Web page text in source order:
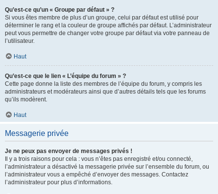
Qu’est-ce qu’un « Groupe par défaut » ?
Si vous êtes membre de plus d’un groupe, celui par défaut est utilisé pour
déterminer le rang et la couleur de groupe affichés par défaut. L’administrateur
peut vous permettre de changer votre groupe par défaut via votre panneau de
l’utilisateur.
Haut
Qu’est-ce que le lien « L’équipe du forum » ?
Cette page donne la liste des membres de l’équipe du forum, y compris les
administrateurs et modérateurs ainsi que d’autres détails tels que les forums
qu’ils modèrent.
Haut
Messagerie privée
Je ne peux pas envoyer de messages privés !
Il y a trois raisons pour cela : vous n’êtes pas enregistré et/ou connecté,
l’administrateur a désactivé la messagerie privée sur l’ensemble du forum, ou
l’administrateur vous a empêché d’envoyer des messages. Contactez
l’administrateur pour plus d’informations.